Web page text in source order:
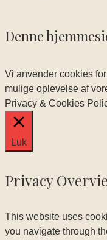
Denne
Vi anvender cookies
mulige oplevelse af
Privacy & Cookies
Luk
Privacy
This website uses
you navigate through